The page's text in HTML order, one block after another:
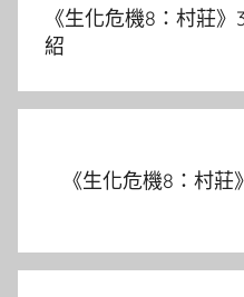
導
覽
《生化危機8：村莊
紹
《生化危機8：村